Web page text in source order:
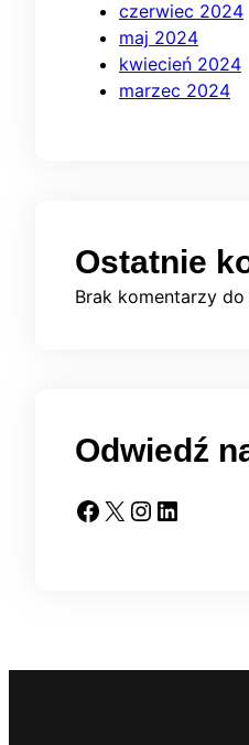
czerwiec 2024
maj 2024
kwiecień 2024
marzec 2024
Ostatnie
Brak komentarzy
Odwiedź
Facebook X Instagram LinkedIn